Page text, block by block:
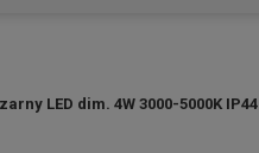
LED dim. 4W 3000-5000K